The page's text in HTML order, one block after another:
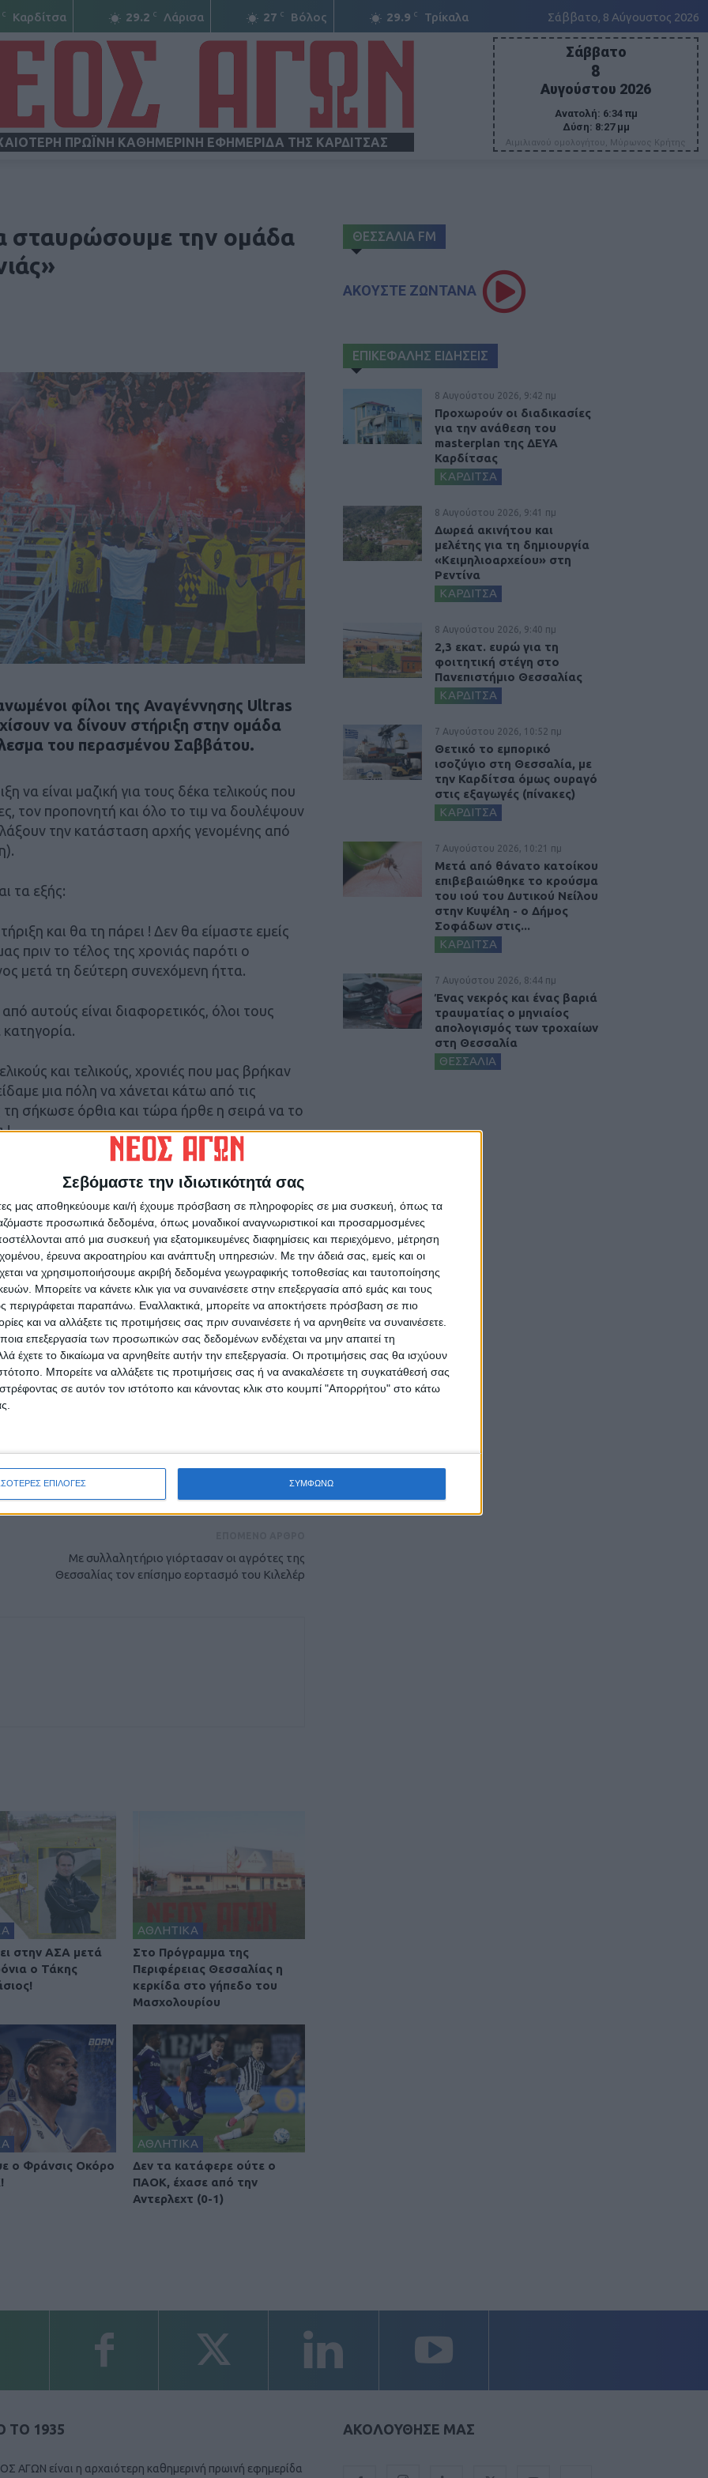
Σεβόμαστε την ιδιωτικότητά σας
μας αποθηκεύουμε και/ή έχουμε πρόσβαση σε πληροφορίες σε μια συσκευή, όπως τα
προσωπικά δεδομένα, όπως μοναδικοί αναγνωριστικοί και προσαρμοσμένες
από μια συσκευή για εξατομικευμένες διαφημίσεις και περιεχόμενο, μέτρηση
έρευνα ακροατηρίου και ανάπτυξη υπηρεσιών. Με την άδειά σας, εμείς και οι
να χρησιμοποιήσουμε ακριβή δεδομένα γεωγραφικής τοποθεσίας και ταυτοποίησης
Μπορείτε να κάνετε κλικ για να συναινέσετε στην επεξεργασία από εμάς και τους
περιγράφεται παραπάνω. Εναλλακτικά, μπορείτε να αποκτήσετε πρόσβαση σε πιο
και να αλλάξετε τις προτιμήσεις σας πριν συναινέσετε ή να αρνηθείτε να συναινέσετε.
επεξεργασία των προσωπικών σας δεδομένων ενδέχεται να μην απαιτεί τη
έχετε το δικαίωμα να αρνηθείτε αυτήν την επεξεργασία. Οι προτιμήσεις σας θα ισχύουν
Μπορείτε να αλλάξετε τις προτιμήσεις σας ή να ανακαλέσετε τη συγκατάθεσή σας
σε αυτόν τον ιστότοπο και κάνοντας κλικ στο κουμπί "Απορρήτου" στο κάτω
ΕΠΙΛΟΓΕΣ ΣΥΜΦΩΝΩ
C Καρδίτσα 29.2 C Λάρισα 27 C Βόλος 29.9 C Τρίκαλα Σάββατο, 8 Αύγουστος 2026
ΠΡΩΪΝΗ ΚΑΘΗΜΕΡΙΝΗ ΕΦΗΜΕΡΙΔΑ ΤΗΣ ΚΑΡΔΙΤΣΑΣ
Σάββατο
8
Αυγούστου 2026
Ανατολή: 6:34 πμ
Δύση: 8:27 μμ
Αιμιλιανού ομολογήτου, Μύρωνος Κρήτης
σταυρώσουμε την ομάδα
φίλοι της Αναγέννησης Ultras
να δίνουν στήριξη στην ομάδα
του περασμένου Σαββάτου.
να είναι μαζική για τους δέκα τελικούς που
τον προπονητή και όλο το τιμ να δουλέψουν
την κατάσταση αρχής γενομένης από
τα εξής:
και θα τη πάρει ! Δεν θα είμαστε εμείς
πριν το τέλος της χρονιάς παρότι ο
μετά τη δεύτερη συνεχόμενη ήττα.
αυτούς είναι διαφορετικός, όλοι τους
και τελικούς, χρονιές που μας βρήκαν
μια πόλη να χάνεται κάτω από τις
σήκωσε όρθια και τώρα ήρθε η σειρά να το
!
έναν μαζί με το προπονητή και όλο το Τιμ να
με συγκέντρωση για τα επόμενα
στο στάδιο με αντίπαλο τον Ηρακλή.
η ομάδα πρέπει να αναγεννηθεί και
να είναι παρόν.
ΝΕΟΣ ΑΓΩΝ στο Google News!
της Καρδίτσας και ευρύτερα της Θεσσαλίας
Με συλλαλητήριο γιόρτασαν οι αγρότες της
Θεσσαλίας τον επίσημο εορτασμό του Κιλελέρ
στην ΑΣΑ μετά
ο Τάκης
ΑΘΛΗΤΙΚΑ
Στο Πρόγραμμα της
Περιφέρειας Θεσσαλίας η
κερκίδα στο γήπεδο του
Μασχολουρίου
ο Φράνσις Οκόρο
ΑΘΛΗΤΙΚΑ
Δεν τα κατάφερε ούτε ο
ΠΑΟΚ, έχασε από την
Αντερλεχτ (0-1)
ΘΕΣΣΑΛΙΑ FM
ΑΚΟΥΣΤΕ ΖΩΝΤΑΝΑ
ΕΠΙΚΕΦΑΛΗΣ ΕΙΔΗΣΕΙΣ
8 Αυγούστου 2026, 9:42 πμ
Προχωρούν οι διαδικασίες
για την ανάθεση του
masterplan της ΔΕΥΑ
Καρδίτσας
ΚΑΡΔΙΤΣΑ
8 Αυγούστου 2026, 9:41 πμ
Δωρεά ακινήτου και
μελέτης για τη δημιουργία
«Κειμηλιοαρχείου» στη
Ρεντίνα
ΚΑΡΔΙΤΣΑ
8 Αυγούστου 2026, 9:40 πμ
2,3 εκατ. ευρώ για τη
φοιτητική στέγη στο
Πανεπιστήμιο Θεσσαλίας
ΚΑΡΔΙΤΣΑ
7 Αυγούστου 2026, 10:52 πμ
Θετικό το εμπορικό
ισοζύγιο στη Θεσσαλία, με
την Καρδίτσα όμως ουραγό
στις εξαγωγές (πίνακες)
ΚΑΡΔΙΤΣΑ
7 Αυγούστου 2026, 10:21 πμ
Μετά από θάνατο κατοίκου
επιβεβαιώθηκε το κρούσμα
του ιού του Δυτικού Νείλου
στην Κυψέλη - ο Δήμος
Σοφάδων στις...
ΚΑΡΔΙΤΣΑ
7 Αυγούστου 2026, 8:44 πμ
Ένας νεκρός και ένας βαριά
τραυματίας ο μηνιαίος
απολογισμός των τροχαίων
στη Θεσσαλία
ΘΕΣΣΑΛΙΑ
ΤΟ 1935
ΑΓΩΝ είναι η αρχαιότερη καθημερινή πρωινή εφημερίδα
ΑΚΟΛΟΥΘΗΣΕ ΜΑΣ